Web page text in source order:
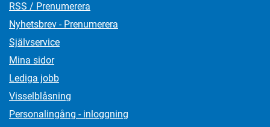
RSS / Prenumerera
Nyhetsbrev - Prenumerera
Självservice
Mina sidor
Lediga jobb
Visselblåsning
Personalingång - inloggning